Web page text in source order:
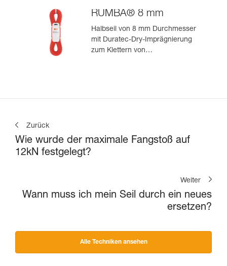
RUMBA® 8 mm
Halbseil von 8 mm Durchmesser
mit Duratec-Dry-Imprägnierung
zum Klettern von
Zurück
Wie wurde der maximale Fangstoß auf
12kN festgelegt?
Weiter
Wann muss ich mein Seil durch ein neues
ersetzen?
Alle Techniken ansehen